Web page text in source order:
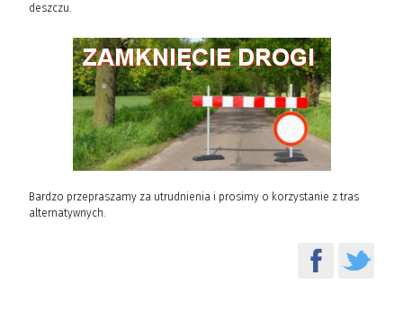
deszczu.
Bardzo przepraszamy za utrudnienia i prosimy o korzystanie z tras
alternatywnych.